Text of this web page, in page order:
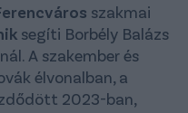
szakmai
segíti Borbély Balázs
A szakember és
élvonalban, a
2023-ban,